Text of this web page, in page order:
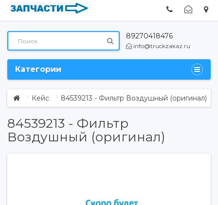
89270418476
info@truckzakaz.ru
Категории
Кейс 84539213 - Фильтр Воздушный (оригинал)
84539213 - Фильтр
Воздушный (оригинал)